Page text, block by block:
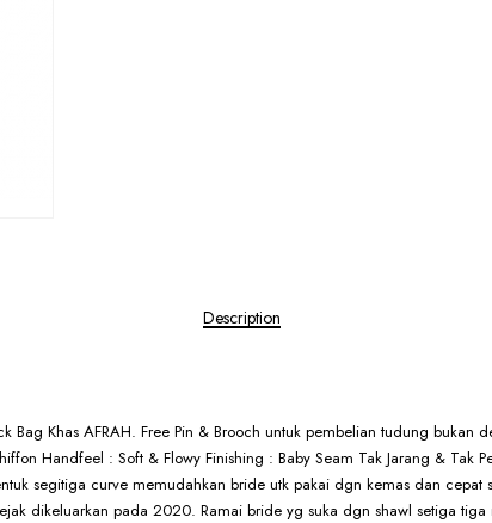
Description
Khas AFRAH. Free Pin & Brooch untuk pembelian tudung bukan
Handfeel : Soft & Flowy Finishing : Baby Seam Tak Jarang &
segitiga curve memudahkan bride utk pakai dgn kemas dan
dikeluarkan pada 2020. Ramai bride yg suka dgn shawl setiga